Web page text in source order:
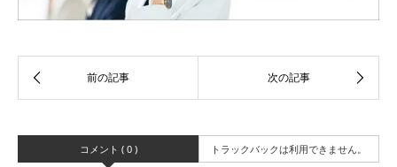
コメント ( 0 ) トラックバックは利用できません。